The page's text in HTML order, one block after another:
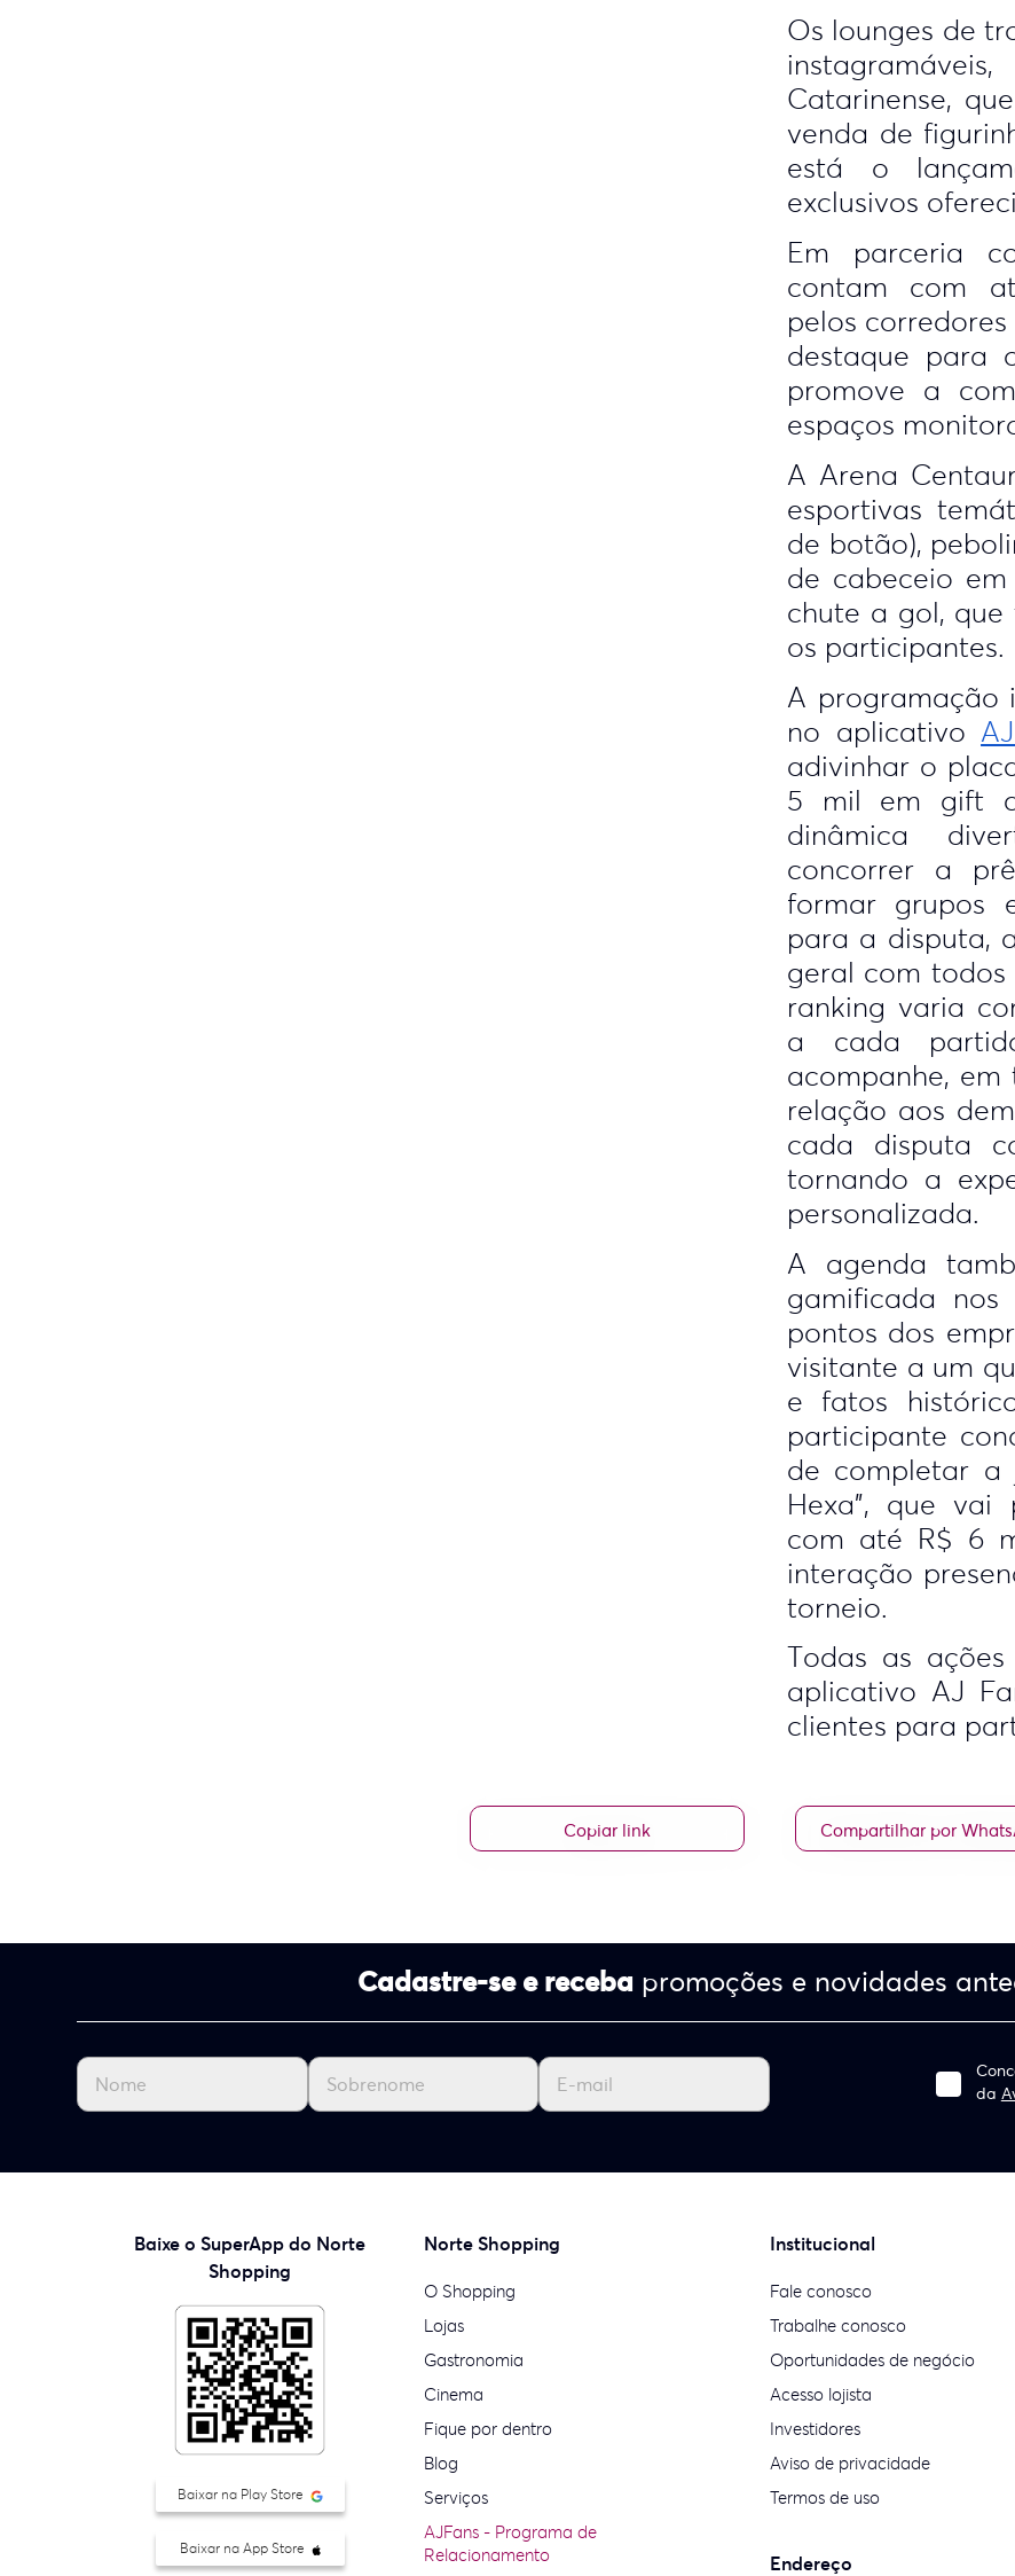
Os lounges de
Catarinense,
venda de
está o
exclusivos
Em parceria
contam com
pelos
destaque para
promove a
espaços
A Arena
esportivas
de botão),
de cabeceio
chute a gol,
os participantes.
A programação
no aplicativo
adivinhar o
5 mil em gift
dinâmica
concorrer a
formar grupos
para a disputa,
geral com
ranking varia
a cada
acompanhe, em
relação aos
cada disputa
tornando a
personalizada.
A agenda
gamificada nos
pontos dos
visitante a um
e fatos
participante
de completar a
Hexa”, que vai
com até R$ 6
interação
torneio.
Todas as
aplicativo AJ
clientes para
Copiar link Compartilhar por
Cadastre-se e receba promoções e novidades
da
Baixe o SuperApp do Norte
Shopping
Baixar na Play Store
Baixar na App Store
Norte Shopping
O Shopping
Lojas
Gastronomia
Cinema
Fique por dentro
Blog
Serviços
AJFans - Programa de
Relacionamento
Institucional
Fale conosco
Trabalhe conosco
Oportunidades de negócio
Acesso lojista
Investidores
Aviso de privacidade
Termos de uso
Endereço